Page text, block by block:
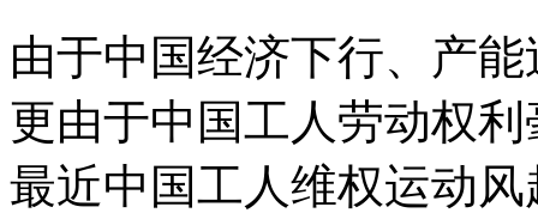
由于中国经济下行、产
更由于中国工人劳动权
最近中国工人维权运动